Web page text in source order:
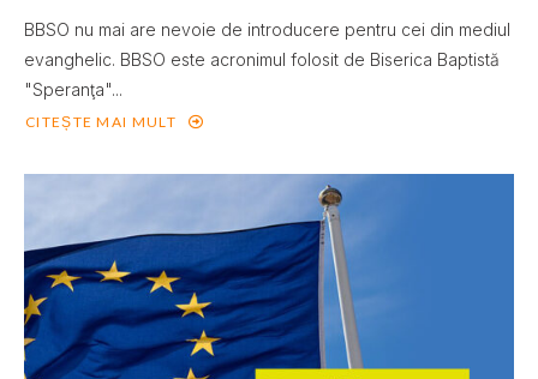
BBSO nu mai are nevoie de introducere pentru cei din mediul
evanghelic. BBSO este acronimul folosit de Biserica Baptistă
"Speranţa"...
CITEȘTE MAI MULT